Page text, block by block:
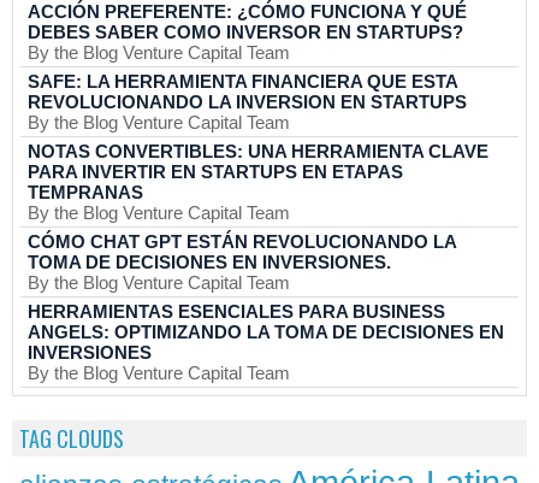
ACCIÓN PREFERENTE: ¿CÓMO FUNCIONA Y QUÉ
DEBES SABER COMO INVERSOR EN STARTUPS?
By the Blog Venture Capital Team
SAFE: LA HERRAMIENTA FINANCIERA QUE ESTA
REVOLUCIONANDO LA INVERSION EN STARTUPS
By the Blog Venture Capital Team
NOTAS CONVERTIBLES: UNA HERRAMIENTA CLAVE
PARA INVERTIR EN STARTUPS EN ETAPAS
TEMPRANAS
By the Blog Venture Capital Team
CÓMO CHAT GPT ESTÁN REVOLUCIONANDO LA
TOMA DE DECISIONES EN INVERSIONES.
By the Blog Venture Capital Team
HERRAMIENTAS ESENCIALES PARA BUSINESS
ANGELS: OPTIMIZANDO LA TOMA DE DECISIONES EN
INVERSIONES
By the Blog Venture Capital Team
TAG CLOUDS